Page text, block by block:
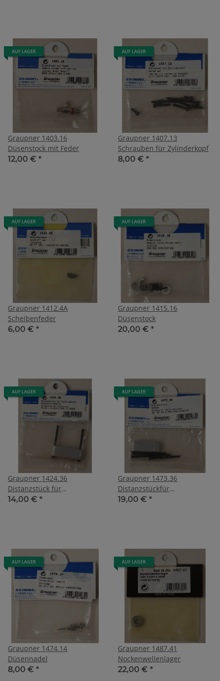
AUF LAGER
Graupner 1403.16
Düsenstock mit Feder
12,00 € *
AUF LAGER
Graupner 1407.13
Schrauben für Zylinderkopf
8,00 € *
AUF LAGER
Graupner 1412.4A
Scheibenfeder
6,00 € *
AUF LAGER
Graupner 1415.16
Düsenstock
20,00 € *
AUF LAGER
Graupner 1424.36
Distanzstück für
Schalldämpfer
14,00 € *
AUF LAGER
Graupner 1473.36
Distanzstückfür
Schalldämpfer
19,00 € *
AUF LAGER
Graupner 1474.14
Düsennadel
8,00 € *
AUF LAGER
Graupner 1487.41
Nockenwellenlager
22,00 € *